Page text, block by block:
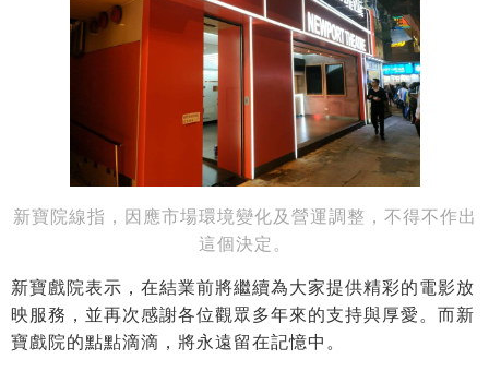
新寶院線指，因應市場環境變化及營運調整，不得不作出
這個決定。
新寶戲院表示，在結業前將繼續為大家提供精彩的電影放
映服務，並再次感謝各位觀眾多年來的支持與厚愛。而新
寶戲院的點點滴滴，將永遠留在記憶中。